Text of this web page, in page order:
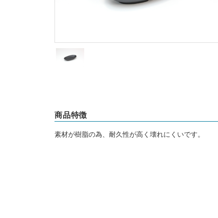
商品特徴
素材が樹脂の為、耐久性が高く壊れにくいです。